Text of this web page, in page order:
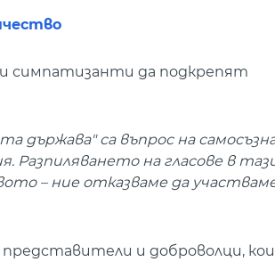
симпатизанти да подкрепят
са въпрос на
Разпиляването на гласове в
– ние отказваме да
и доброволци,